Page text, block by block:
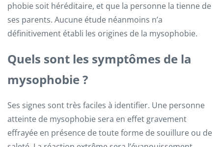
phobie soit héréditaire, et que la personne la tienne de
ses parents. Aucune étude néanmoins n’a
définitivement établi les origines de la mysophobie.
Quels sont les symptômes de la
mysophobie ?
Ses signes sont très faciles à identifier. Une personne
atteinte de mysophobie sera en effet gravement
effrayée en présence de toute forme de souillure ou de